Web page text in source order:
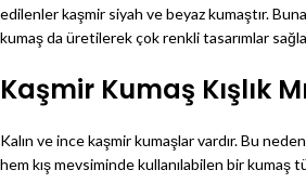
edilenler kaşmir siyah ve beyaz kumaştır.
kumaş da üretilerek çok renkli tasarımlar
Kaşmir Kumaş Kışlık
Kalın ve ince kaşmir kumaşlar vardır. Bu
hem kış mevsiminde kullanılabilen bir kumaş